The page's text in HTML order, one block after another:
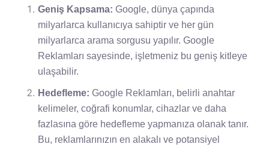
Geniş Kapsama: Google, dünya çapında
milyarlarca kullanıcıya sahiptir ve her gün
milyarlarca arama sorgusu yapılır. Google
Reklamları sayesinde, işletmeniz bu geniş kitleye
ulaşabilir.
Hedefleme: Google Reklamları, belirli anahtar
kelimeler, coğrafi konumlar, cihazlar ve daha
fazlasına göre hedefleme yapmanıza olanak tanır.
Bu, reklamlarınızın en alakalı ve potansiyel